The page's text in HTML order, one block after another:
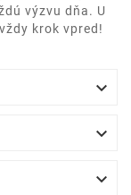
výzvu dňa. U
krok vpred!


